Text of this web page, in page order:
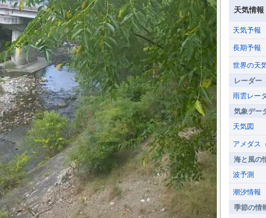
天気情報
天気予報
長期予報
世界の天
レーダー
雨雲レー
気象デー
天気図
アメダス
海と風の
波予測
潮汐情報
季節の情